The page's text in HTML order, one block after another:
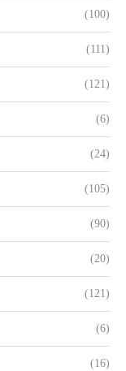
(100)
(111)
(121)
(6)
(24)
(105)
(90)
(20)
(121)
(6)
(16)